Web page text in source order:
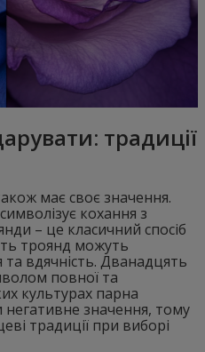
традиції
має своє значення.
кохання з
– це класичний спосіб
троянд можуть
вдячність. Дванадцять
повної та
культурах парна
негативне значення, тому
традиції при виборі